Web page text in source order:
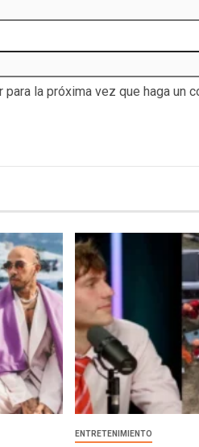
la próxima vez que haga un
ENTRETENIMIENTO